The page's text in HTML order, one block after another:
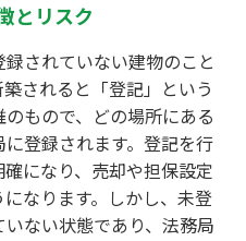
とリスク
されていない建物のこと
されると「登記」という
もので、どの場所にある
登録されます。登記を行
になり、売却や担保設定
なります。しかし、未登
ない状態であり、法務局